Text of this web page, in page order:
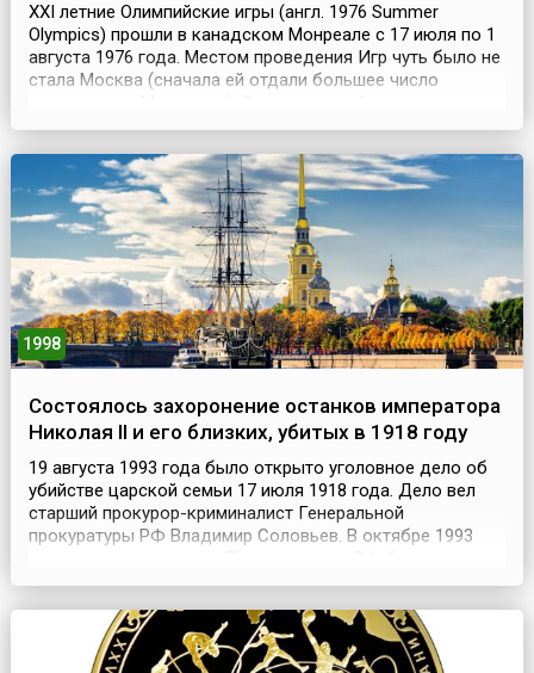
XXI летние Олимпийские игры (англ. 1976 Summer
Olympics) прошли в канадском Монреале с 17 июля по 1
августа 1976 года. Местом проведения Игр чуть было не
стала Москва (сначала ей отдали большее число
голосования изменил ход истории: ХХI Олимпийские
не принесли стране-хозяйке турнира ни одной золотой
м...
1998
Состоялось захоронение останков императора
Николая II и его близких, убитых в 1918 году
19 августа 1993 года было открыто уголовное дело об
убийстве царской семьи 17 июля 1918 года. Дело вел
старший прокурор-криминалист Генеральной
прокуратуры РФ Владимир Соловьев. В октябре 1993
Комиссия по изучению вопросов, связанных с
российского императора Николая II и членов его семьи.
После про...